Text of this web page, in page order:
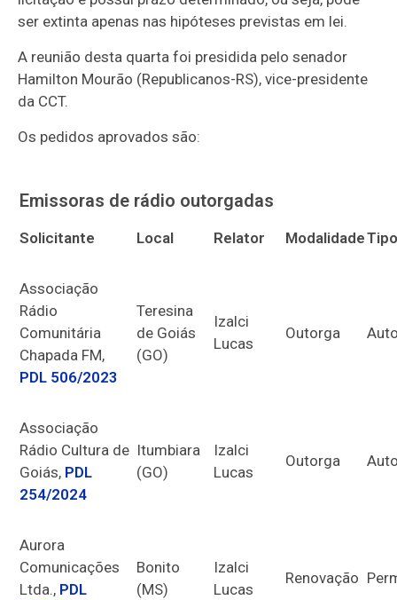
ser extinta apenas nas hipóteses previstas em lei.
A reunião desta quarta foi presidida pelo senador
Hamilton Mourão (Republicanos-RS), vice-presidente
da CCT.
Os pedidos aprovados são:
Emissoras de rádio outorgadas
Solicitante Local Relator Modalidade
Associação
Rádio
Comunitária
Chapada FM,
PDL 506/2023
Teresina
de Goiás
(GO)
Izalci
Lucas
Outorga
Associação
Rádio Cultura de
Goiás, PDL
254/2024
Itumbiara
(GO)
Izalci
Lucas
Outorga
Aurora
Comunicações
Ltda., PDL
Bonito
(MS)
Izalci
Lucas
Renovação